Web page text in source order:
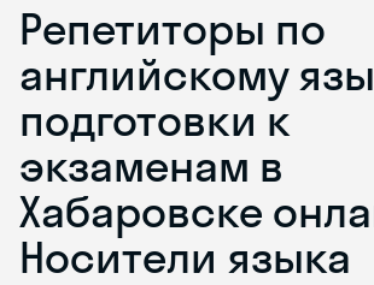
Репетиторы по
английскому
подготовки к
экзаменам в
Хабаровске
Носители языка
Skyeng Chat